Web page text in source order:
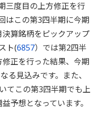
三度目の上方修正を行
はこの第3四半期に今期
算銘柄をピックアップ
ト(6857）では第2四半
正を行った結果、今期
る見込みです。また、
てこの第3四半期でも上
予想となっています。